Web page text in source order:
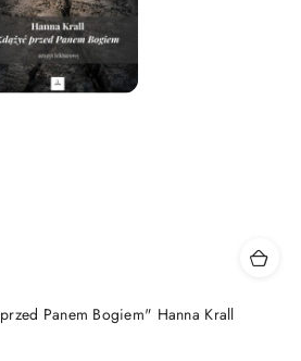
Panem Bogiem" Hanna Krall